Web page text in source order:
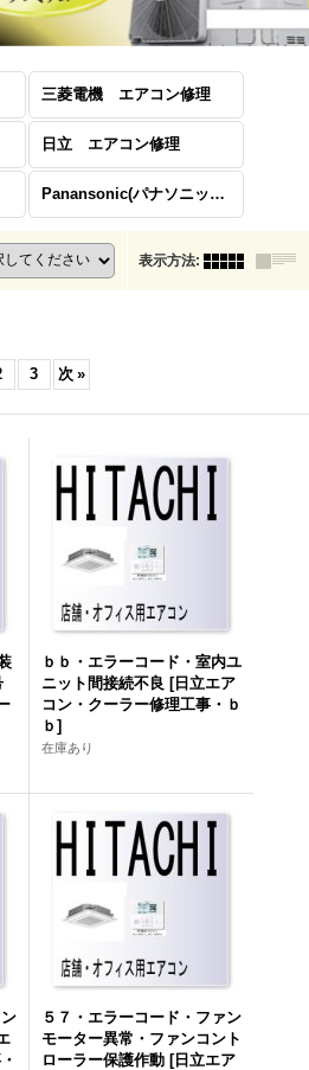
三菱電機 エアコン修理
日立 エアコン修理
Panansonic(パナソニック)
表示方法:
3 次 »
ｂｂ・エラーコード・室内ユ
ニット間接続不良 [日立エア
コン・クーラー修理工事・ｂ
ｂ ]
在庫あり
５７・エラーコード・ファン
モーター異常・ファンコント
ローラー保護作動 [日立エア